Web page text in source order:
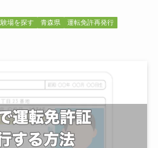
場を探す 青森県 運転免許再発行